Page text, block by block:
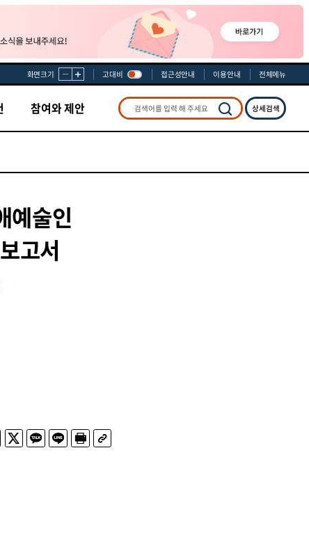
화면크기 고대비 접근성안내 이용안내 전체메뉴
참여와 제안 검색 상세검색
예술인
고서